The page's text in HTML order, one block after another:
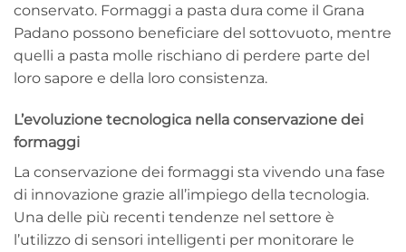
conservato. Formaggi a pasta dura come il Grana
Padano possono beneficiare del sottovuoto, mentre
quelli a pasta molle rischiano di perdere parte del
loro sapore e della loro consistenza.
L’evoluzione tecnologica nella conservazione dei
formaggi
La conservazione dei formaggi sta vivendo una fase
di innovazione grazie all’impiego della tecnologia.
Una delle più recenti tendenze nel settore è
l’utilizzo di sensori intelligenti per monitorare le